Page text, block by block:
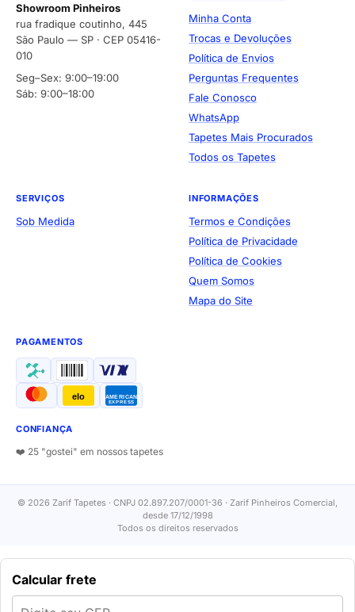
Showroom Pinheiros
rua fradique coutinho, 445
São Paulo — SP · CEP 05416-
010
Seg–Sex: 9:00–19:00
Sáb: 9:00–18:00
Minha Conta
Trocas e Devoluções
Política de Envios
Perguntas Frequentes
Fale Conosco
WhatsApp
Tapetes Mais Procurados
Todos os Tapetes
SERVIÇOS
Sob Medida
INFORMAÇÕES
Termos e Condições
Política de Privacidade
Política de Cookies
Quem Somos
Mapa do Site
PAGAMENTOS
elo AMERICAN
EXPRESS
CONFIANÇA
❤️ 25 "gostei" em nossos tapetes
© 2026 Zarif Tapetes · CNPJ 02.897.207/0001-36 · Zarif Pinheiros Comercial,
desde 17/12/1998
Todos os direitos reservados
Calcular frete